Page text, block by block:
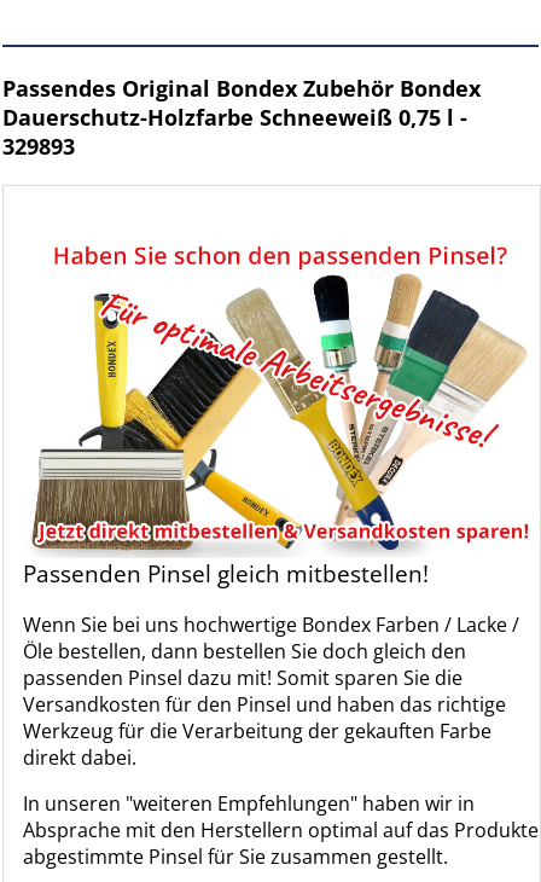
Passendes Original Bondex Zubehör Bondex
Dauerschutz-Holzfarbe Schneeweiß 0,75 l -
329893
Passenden Pinsel gleich mitbestellen!
Wenn Sie bei uns hochwertige Bondex Farben / Lacke /
Öle bestellen, dann bestellen Sie doch gleich den
passenden Pinsel dazu mit! Somit sparen Sie die
Versandkosten für den Pinsel und haben das richtige
Werkzeug für die Verarbeitung der gekauften Farbe
direkt dabei.
In unseren "weiteren Empfehlungen" haben wir in
Absprache mit den Herstellern optimal auf das Produkte
abgestimmte Pinsel für Sie zusammen gestellt.